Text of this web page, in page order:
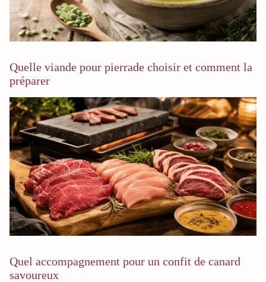
Quelle viande pour pierrade choisir et comment la
préparer
Quel accompagnement pour un confit de canard
savoureux